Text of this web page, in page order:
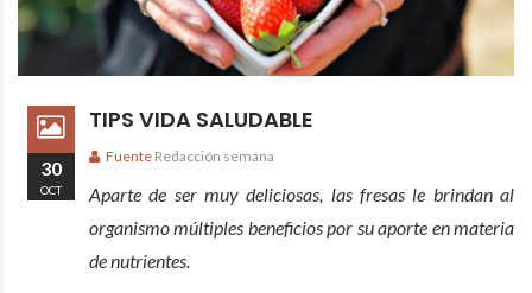
TIPS VIDA SALUDABLE
Fuente Redacción semana
Aparte de ser muy deliciosas, las fresas le brindan al
organismo múltiples beneficios por su aporte en materia
de nutrientes.
30
OCT